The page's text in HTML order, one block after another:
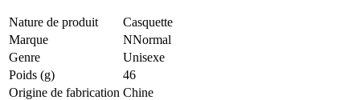
Nature de produit
Casquette
Marque
NNormal
Genre
Unisexe
Poids (g)
46
Origine de fabrication Chine